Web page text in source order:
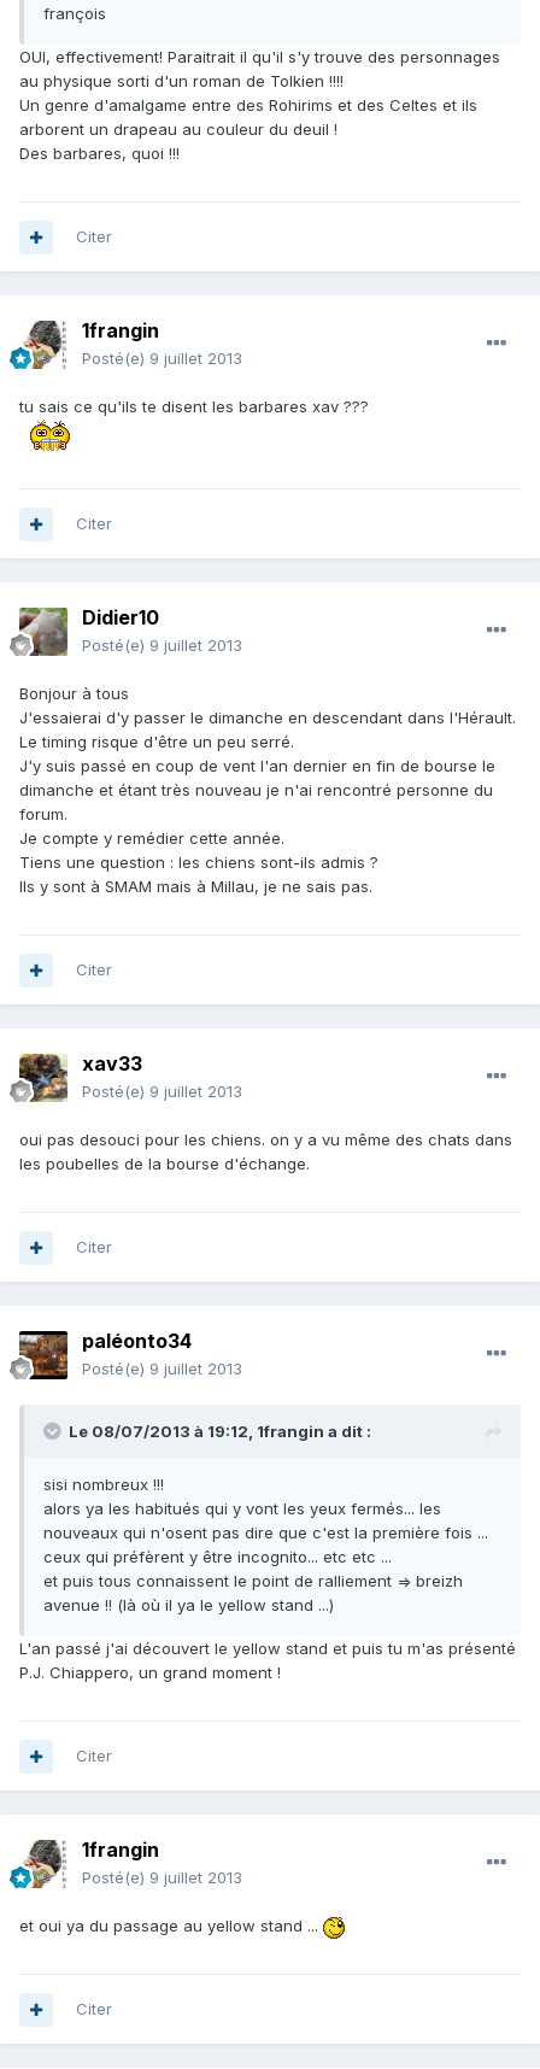
françois
OUI, effectivement! Paraitrait il qu'il s'y trouve des personnages
au physique sorti d'un roman de Tolkien !!!!
Un genre d'amalgame entre des Rohirims et des Celtes et ils
arborent un drapeau au couleur du deuil !
Des barbares, quoi !!!
Citer
1frangin
Posté(e) 9 juillet 2013
tu sais ce qu'ils te disent les barbares xav ???
Citer
Didier10
Posté(e) 9 juillet 2013
Bonjour à tous
J'essaierai d'y passer le dimanche en descendant dans l'Hérault.
Le timing risque d'être un peu serré.
J'y suis passé en coup de vent l'an dernier en fin de bourse le
dimanche et étant très nouveau je n'ai rencontré personne du
forum.
Je compte y remédier cette année.
Tiens une question : les chiens sont-ils admis ?
Ils y sont à SMAM mais à Millau, je ne sais pas.
Citer
xav33
Posté(e) 9 juillet 2013
oui pas desouci pour les chiens. on y a vu même des chats dans
les poubelles de la bourse d'échange.
Citer
paléonto34
Posté(e) 9 juillet 2013
Le 08/07/2013 à 19:12, 1frangin a dit :
sisi nombreux !!!
alors ya les habitués qui y vont les yeux fermés... les
nouveaux qui n'osent pas dire que c'est la première fois ...
ceux qui préfèrent y être incognito... etc etc ...
et puis tous connaissent le point de ralliement => breizh
avenue !! (là où il ya le yellow stand ...)
L'an passé j'ai découvert le yellow stand et puis tu m'as présenté
P.J. Chiappero, un grand moment !
Citer
1frangin
Posté(e) 9 juillet 2013
et oui ya du passage au yellow stand ...
Citer